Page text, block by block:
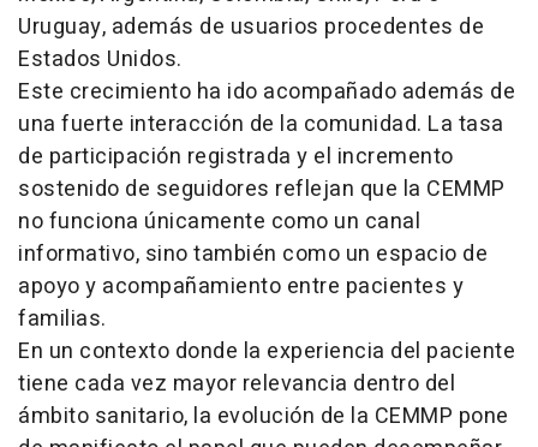
Uruguay, además de usuarios procedentes de
Estados Unidos.
Este crecimiento ha ido acompañado además de
una fuerte interacción de la comunidad. La tasa
de participación registrada y el incremento
sostenido de seguidores reflejan que la CEMMP
no funciona únicamente como un canal
informativo, sino también como un espacio de
apoyo y acompañamiento entre pacientes y
familias.
En un contexto donde la experiencia del paciente
tiene cada vez mayor relevancia dentro del
ámbito sanitario, la evolución de la CEMMP pone